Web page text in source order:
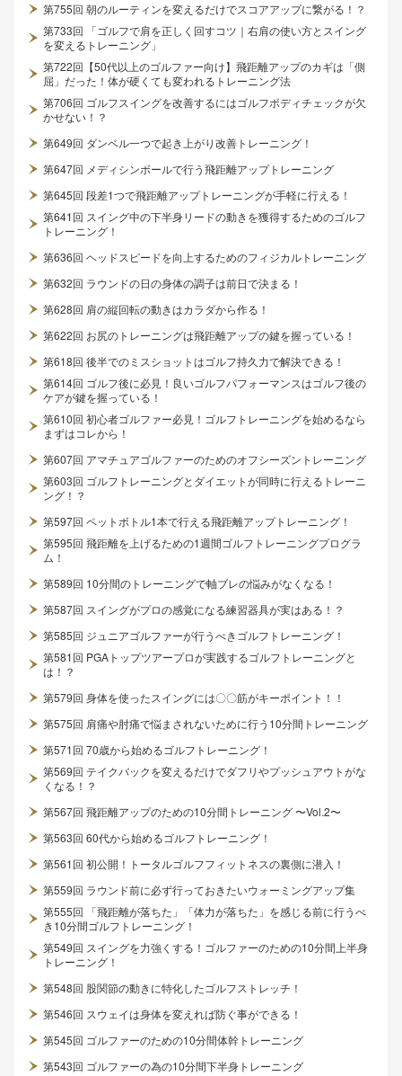
第755回 朝のルーティンを変えるだけでスコアアップに繋がる！？
第733回 「ゴルフで肩を正しく回すコツ｜右肩の使い方とスイング
を変えるトレーニング」
第722回【50代以上のゴルファー向け】飛距離アップのカギは「側
屈」だった！体が硬くても変われるトレーニング法
第706回 ゴルフスイングを改善するにはゴルフボディチェックが欠
かせない！？
第649回 ダンベル一つで起き上がり改善トレーニング！
第647回 メディシンボールで行う飛距離アップトレーニング
第645回 段差1つで飛距離アップトレーニングが手軽に行える！
第641回 スイング中の下半身リードの動きを獲得するためのゴルフ
トレーニング！
第636回 ヘッドスピードを向上するためのフィジカルトレーニング
第632回 ラウンドの日の身体の調子は前日で決まる！
第628回 肩の縦回転の動きはカラダから作る！
第622回 お尻のトレーニングは飛距離アップの鍵を握っている！
第618回 後半でのミスショットはゴルフ持久力で解決できる！
第614回 ゴルフ後に必見！良いゴルフパフォーマンスはゴルフ後の
ケアが鍵を握っている！
第610回 初心者ゴルファー必見！ゴルフトレーニングを始めるなら
まずはコレから！
第607回 アマチュアゴルファーのためのオフシーズントレーニング
第603回 ゴルフトレーニングとダイエットが同時に行えるトレーニ
ング！？
第597回 ペットボトル1本で行える飛距離アップトレーニング！
第595回 飛距離を上げるための1週間ゴルフトレーニングプログラ
ム！
第589回 10分間のトレーニングで軸ブレの悩みがなくなる！
第587回 スイングがプロの感覚になる練習器具が実はある！？
第585回 ジュニアゴルファーが行うべきゴルフトレーニング！
第581回 PGAトップツアープロが実践するゴルフトレーニングと
は！？
第579回 身体を使ったスイングには〇〇筋がキーポイント！！
第575回 肩痛や肘痛で悩まされないために行う10分間トレーニング
第571回 70歳から始めるゴルフトレーニング！
第569回 テイクバックを変えるだけでダフリやプッシュアウトがな
くなる！？
第567回 飛距離アップのための10分間トレーニング 〜Vol.2〜
第563回 60代から始めるゴルフトレーニング！
第561回 初公開！トータルゴルフフィットネスの裏側に潜入！
第559回 ラウンド前に必ず行っておきたいウォーミングアップ集
第555回 「飛距離が落ちた」「体力が落ちた」を感じる前に行うべ
き10分間ゴルフトレーニング！
第549回 スイングを力強くする！ゴルファーのための10分間上半身
トレーニング！
第548回 股関節の動きに特化したゴルフストレッチ！
第546回 スウェイは身体を変えれば防ぐ事ができる！
第545回 ゴルファーのための10分間体幹トレーニング
第543回 ゴルファーの為の10分間下半身トレーニング